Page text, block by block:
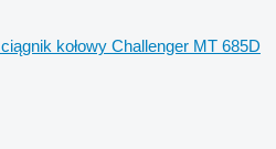
ciągnik kołowy Challenger MT 685D